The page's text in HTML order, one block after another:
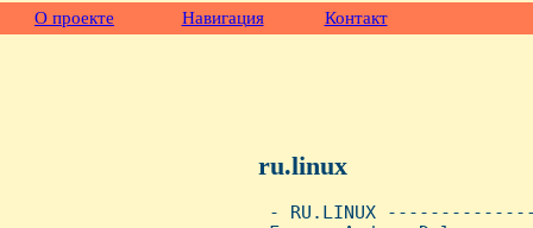
О проекте Навигация Контакт
ru.linux
- RU.LINUX